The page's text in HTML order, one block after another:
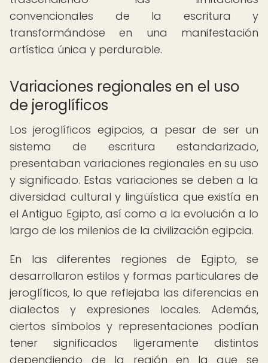
convencionales de la escritura y
transformándose en una manifestación
artística única y perdurable.
Variaciones regionales en el uso
de jeroglíficos
Los jeroglíficos egipcios, a pesar de ser un
sistema de escritura estandarizado,
presentaban variaciones regionales en su uso
y significado. Estas variaciones se deben a la
diversidad cultural y lingüística que existía en
el Antiguo Egipto, así como a la evolución a lo
largo de los milenios de la civilización egipcia.
En las diferentes regiones de Egipto, se
desarrollaron estilos y formas particulares de
jeroglíficos, lo que reflejaba las diferencias en
dialectos y expresiones locales. Además,
ciertos símbolos y representaciones podían
tener significados ligeramente distintos
dependiendo de la región en la que se